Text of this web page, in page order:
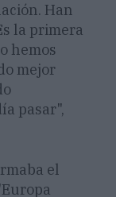
Han
la primera
hemos
mejor
pasar",
el